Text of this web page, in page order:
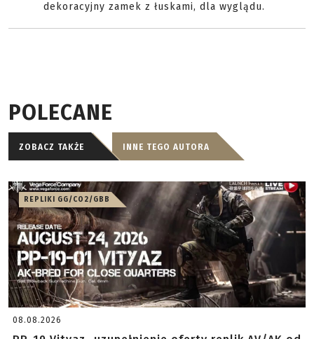
dekoracyjny zamek z łuskami, dla wyglądu.
POLECANE
ZOBACZ TAKŻE INNE TEGO AUTORA
REPLIKI GG/CO2/GBB
08.08.2026